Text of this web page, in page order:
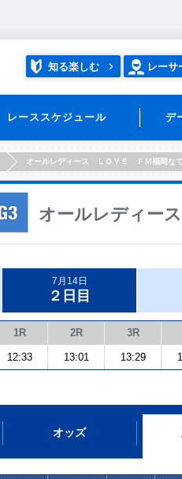
知る楽しむ レーサ
レーススケジュール デ
オールレディース ＬＯＶＥ ＦＭ福岡な
オールレディー
7月14日
２日目
1R 2R 3R
12:33 13:01 13:29
オッズ